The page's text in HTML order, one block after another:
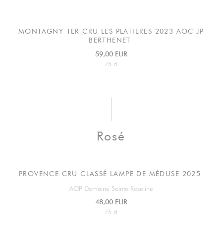
MONTAGNY 1ER CRU LES PLATIERES 2023 AOC JP
BERTHENET
59,00 EUR
75 cl
Rosé
PROVENCE CRU CLASSÉ LAMPE DE MÉDUSE 2025
AOP Domaine Sainte Roseline
48,00 EUR
75 cl